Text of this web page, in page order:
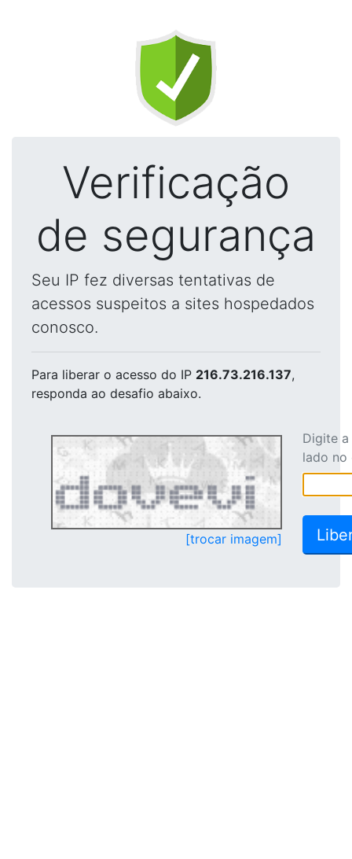
Verificação
de segurança
Seu IP fez diversas tentativas de
acessos suspeitos a sites hospedados
conosco.
Para liberar o acesso do IP 216.73.216.137,
responda ao desafio abaixo.
[trocar imagem]
Digite
lado no